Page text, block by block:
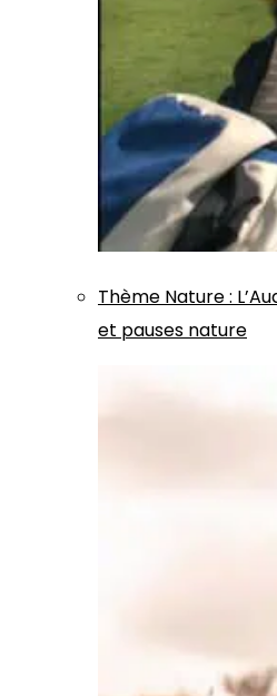
Thème Nature:
et pauses nature